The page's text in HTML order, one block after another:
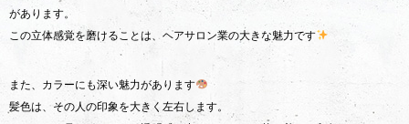
があります。
この立体感覚を磨けることは、ヘアサロン業の大きな魅力です
また、カラーにも深い魅力があります
髪色は、その人の印象を大きく左右します。